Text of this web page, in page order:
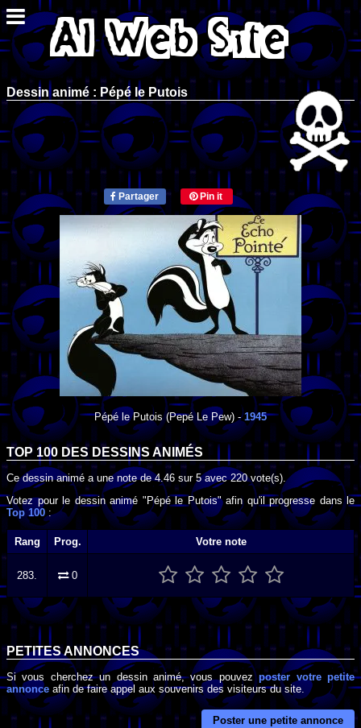
Dessin animé : Pépé le Putois
Partager Pin it
Pépé le Putois(Pepé Le Pew) -1945
TOP 100 DES DESSINS ANIMÉS
Ce dessin animé a une note de4.46 sur 5avec220vote(s).
Votez pour le dessin animé "Pépé le Putois" afin qu'il progresse dans le
Top 100 :
Rang Prog. Votre note
283. 0
PETITES ANNONCES
Si vous cherchez un dessin animé, vous pouvezposter votre petite
annonce afin de faire appel aux souvenirs des visiteurs du site.
Poster une petite annonce